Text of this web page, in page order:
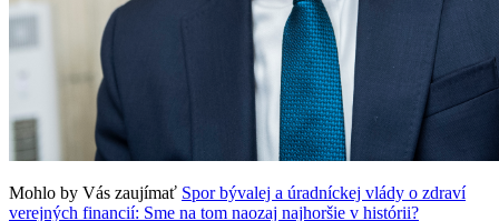
Mohlo by Vás zaujímať Spor bývalej a úradníckej vlády o zdraví
verejných financií: Sme na tom naozaj najhoršie v histórii?